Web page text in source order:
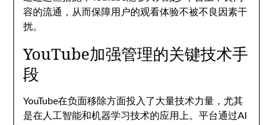
容的流通，从而保障用户的观看体验不被不良因素干
扰。
YouTube加强管理的关键技术手
段
YouTube在负面移除方面投入了大量技术力量，尤其
是在人工智能和机器学习技术的应用上。平台通过AI